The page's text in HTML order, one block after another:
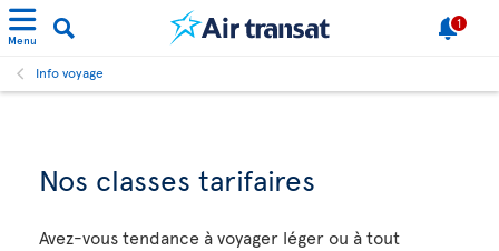
Menu
1
Info voyage
Nos classes tarifaires
Avez-vous tendance à voyager léger ou à tout